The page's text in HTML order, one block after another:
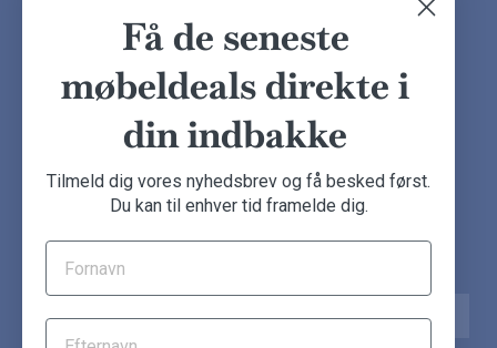
Handelsbetingelser
Kundeudtalelser
Besøg showroom
Få de seneste
møbeldeals direkte i
din indbakke
Tilmeld dig vores nyhedsbrev og få besked først.
Du kan til enhver tid framelde dig.